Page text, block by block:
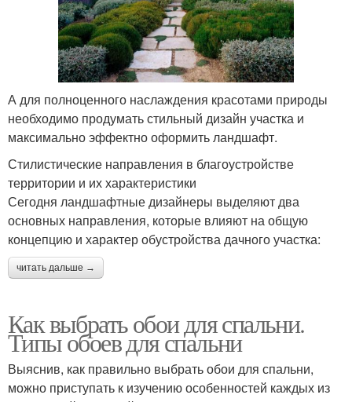
А для полноценного наслаждения красотами природы
необходимо продумать стильный дизайн участка и
максимально эффектно оформить ландшафт.
Стилистические направления в благоустройстве
территории и их характеристики
Сегодня ландшафтные дизайнеры выделяют два
основных направления, которые влияют на общую
концепцию и характер обустройства дачного участка:
читать дальше →
Как выбрать обои для спальни.
Типы обоев для спальни
Выяснив, как правильно выбрать обои для спальни,
можно приступать к изучению особенностей каждых из